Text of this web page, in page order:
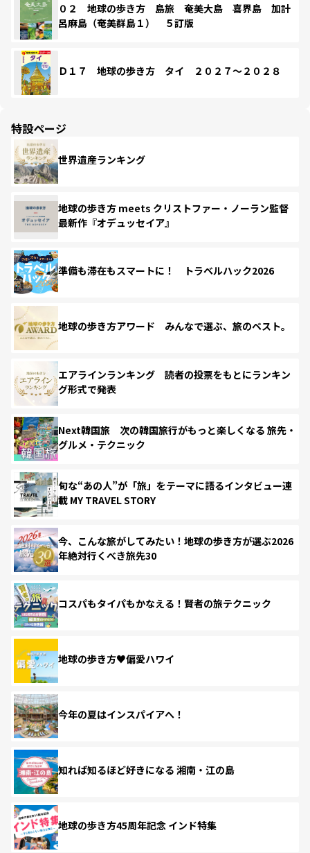
０２ 地球の歩き方 島旅 奄美大島 喜界島 加計
呂麻島（奄美群島１） ５訂版
Ｄ１７ 地球の歩き方 タイ ２０２７～２０２８
特設ページ
世界遺産ランキング
地球の歩き方 meets クリストファー・ノーラン監督
最新作『オデュッセイア』
準備も滞在もスマートに！ トラベルハック2026
地球の歩き方アワード みんなで選ぶ、旅のベスト。
エアラインランキング 読者の投票をもとにランキン
グ形式で発表
Next韓国旅 次の韓国旅行がもっと楽しくなる 旅先・
グルメ・テクニック
旬な“あの人”が「旅」をテーマに語るインタビュー連
載 MY TRAVEL STORY
今、こんな旅がしてみたい！地球の歩き方が選ぶ2026
年絶対行くべき旅先30
コスパもタイパもかなえる！賢者の旅テクニック
地球の歩き方♥偏愛ハワイ
今年の夏はインスパイアへ！
知れば知るほど好きになる 湘南・江の島
地球の歩き方45周年記念 インド特集